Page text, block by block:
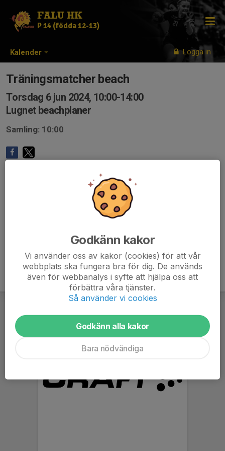
Kalender Logga in
FALU HK
P 14 (födda 12-13)
Träningsmatcher beach
Torsdag 6 jun 2024, 10:00-14:00
Lugnet beachplaner
Samling: 10:00
Godkänn kakor
Vi använder oss av kakor (cookies) för att vår
webbplats ska fungera bra för dig. De används
även för webbanalys i syfte att hjälpa oss att
förbättra våra tjänster.
Så använder vi cookies
Godkänn alla kakor
Bara nödvändiga